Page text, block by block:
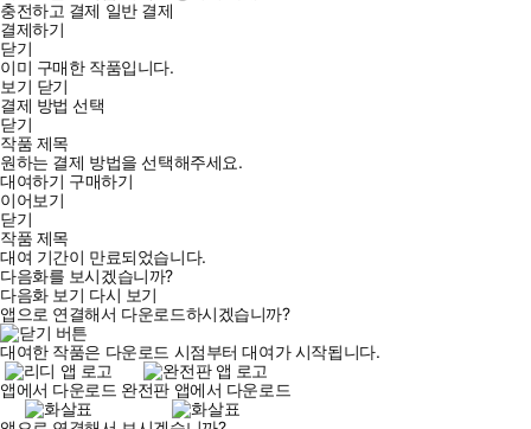
충전하고 결제 일반 결제
결제하기
닫기
이미 구매한 작품입니다.
보기 닫기
결제 방법 선택
닫기
작품 제목
원하는 결제 방법을 선택해주세요.
대여하기 구매하기
이어보기
닫기
작품 제목
대여 기간이 만료되었습니다.
다음화를 보시겠습니까?
다음화 보기 다시 보기
앱으로 연결해서 다운로드하시겠습니까?
대여한 작품은 다운로드 시점부터 대여가 시작됩니다.
앱에서 다운로드 완전판 앱에서 다운로드